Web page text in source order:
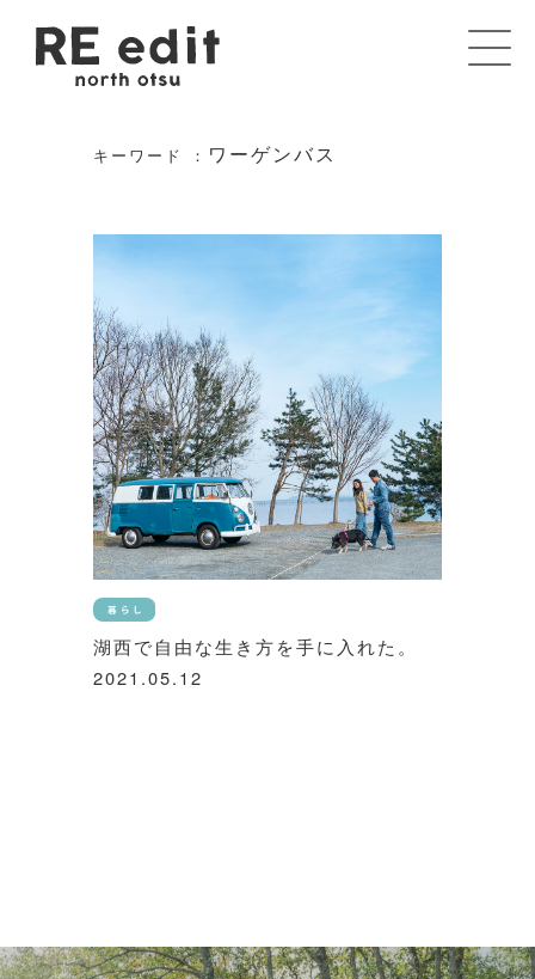
キーワード ： ワーゲンバス
湖西で自由な生き方を手に入れた。
2021.05.12